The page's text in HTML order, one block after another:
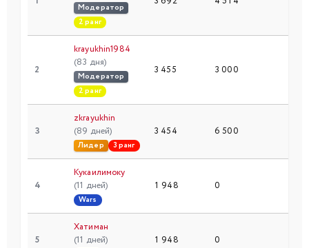
Модератор
2 ранг
2
krayukhin1984
(83 дня)
Модератор
2 ранг
3 455 3 000
3
zkrayukhin
(89 дней)
Лидер 3 ранг
3 454 6 500
4
Кукаилимоку
(11 дней)
Wars
1 948 0
5
Хатиман
(11 дней)
1 948 0